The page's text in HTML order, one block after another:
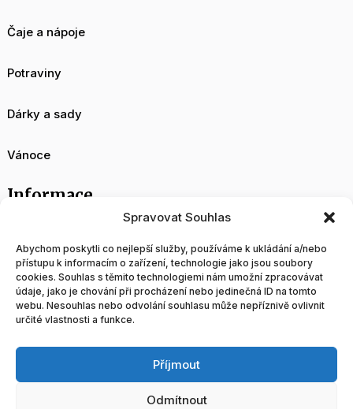
Spravovat Souhlas
Abychom poskytli co nejlepší služby, používáme k ukládání a/nebo
přístupu k informacím o zařízení, technologie jako jsou soubory
cookies. Souhlas s těmito technologiemi nám umožní zpracovávat
údaje, jako je chování při procházení nebo jedinečná ID na tomto
webu. Nesouhlas nebo odvolání souhlasu může nepříznivě ovlivnit
určité vlastnosti a funkce.
Příjmout
Odmítnout
Čaje a nápoje
Potraviny
Dárky a sady
Vánoce
Informace
O nás
Velkoobchod
Blog